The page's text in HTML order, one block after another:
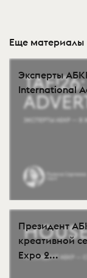
Еще материалы
Эксперты
International
Президент
креативной
Expo 2...